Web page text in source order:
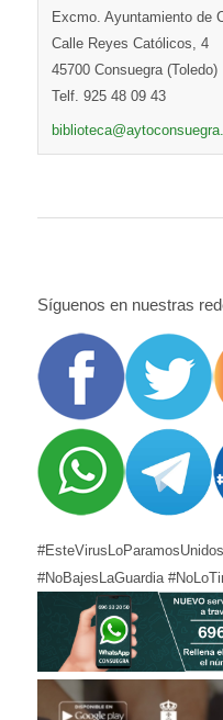
Excmo. Ayuntamiento de
Calle Reyes Católicos, 4
45700 Consuegra (Toledo)
Telf. 925 48 09 43
Síguenos en nuestras
#NoBajesLaGuardia